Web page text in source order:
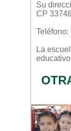
Su
CP
Teléfono:
La
educativo